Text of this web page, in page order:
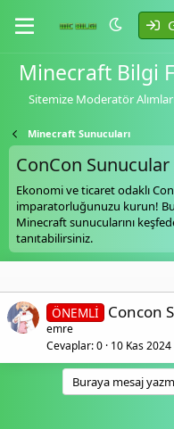
Minecraft Bilgi
Sitemize Moderatör
Minecraft Sunucuları
ConCon Sunucular
Ekonomi ve ticaret odaklı
imparatorluğunuzu kurun!
Minecraft sunucularını
tanıtabilirsiniz.
ÖNEMLİ Concon
emre
Cevaplar 0 10 Kas 2024
Buraya mesaj